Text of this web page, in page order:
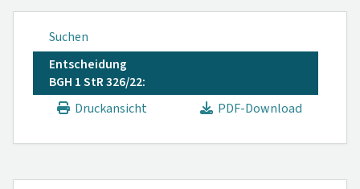
Suchen
Entscheidung
BGH 1 StR 326/22:
Druckansicht
PDF-Download